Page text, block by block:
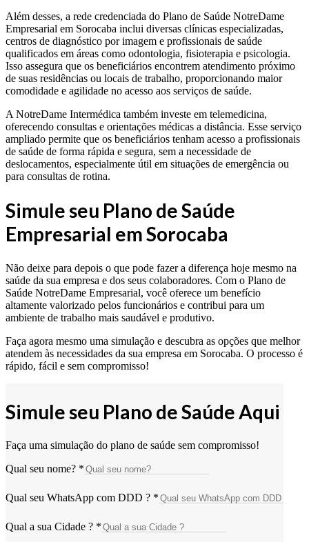
Além desses, a rede credenciada do Plano de Saúde NotreDame
Empresarial em Sorocaba inclui diversas clínicas especializadas,
centros de diagnóstico por imagem e profissionais de saúde
qualificados em áreas como odontologia, fisioterapia e psicologia.
Isso assegura que os beneficiários encontrem atendimento próximo
de suas residências ou locais de trabalho, proporcionando maior
comodidade e agilidade no acesso aos serviços de saúde.
A NotreDame Intermédica também investe em telemedicina,
oferecendo consultas e orientações médicas a distância. Esse serviço
ampliado permite que os beneficiários tenham acesso a profissionais
de saúde de forma rápida e segura, sem a necessidade de
deslocamentos, especialmente útil em situações de emergência ou
para consultas de rotina.
Simule seu Plano de Saúde
Empresarial em Sorocaba
Não deixe para depois o que pode fazer a diferença hoje mesmo na
saúde da sua empresa e dos seus colaboradores. Com o Plano de
Saúde NotreDame Empresarial, você oferece um benefício
altamente valorizado pelos funcionários e contribui para um
ambiente de trabalho mais saudável e produtivo.
Faça agora mesmo uma simulação e descubra as opções que melhor
atendem às necessidades da sua empresa em Sorocaba. O processo é
rápido, fácil e sem compromisso!
Simule seu Plano de Saúde Aqui
Faça uma simulação do plano de saúde sem compromisso!
Qual seu nome? *
Qual seu WhatsApp com DDD ? *
Qual a sua Cidade ? *